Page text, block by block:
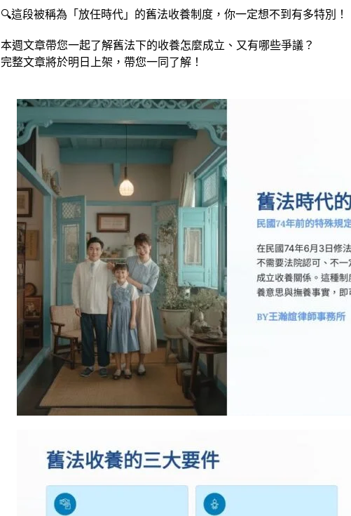
🔍這段被稱為「放任時代」的舊法收養制度，你一定想不到有多特別！
本週文章帶您一起了解舊法下的收養怎麼成立、又有哪些爭議？
完整文章將於明日上架，帶您一同了解！